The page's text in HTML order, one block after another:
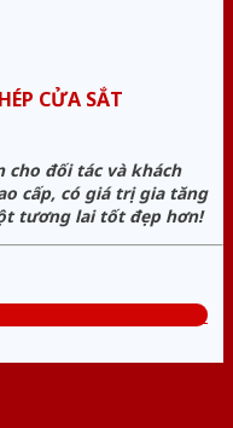
CỬA SẮT
cho đối tác và khách
cấp, có giá trị gia tăng
tương lai tốt đẹp hơn!
miễn phí: 0824.400.400